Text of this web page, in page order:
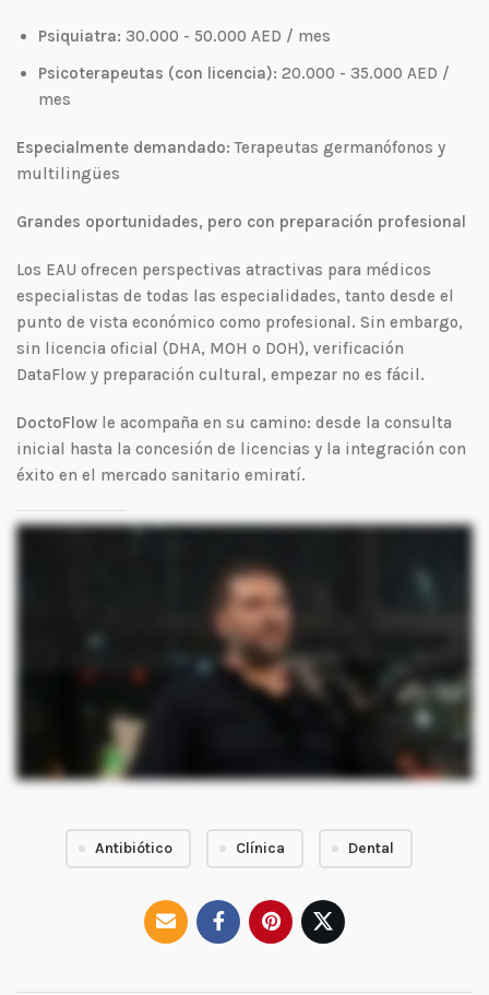
Psiquiatra: 30.000 - 50.000 AED / mes
Psicoterapeutas (con licencia): 20.000 - 35.000 AED /
mes
Especialmente demandado: Terapeutas germanófonos y
multilingües
Grandes oportunidades, pero con preparación profesional
Los EAU ofrecen perspectivas atractivas para médicos
especialistas de todas las especialidades, tanto desde el
punto de vista económico como profesional. Sin embargo,
sin licencia oficial (DHA, MOH o DOH), verificación
DataFlow y preparación cultural, empezar no es fácil.
DoctoFlow le acompaña en su camino: desde la consulta
inicial hasta la concesión de licencias y la integración con
éxito en el mercado sanitario emiratí.
En los próximos minutos, quiero hablar a todos los médicos que sueñan con una vida mejor. Una vida en la que su trabajo importe, en la que se valore su talento. Me llamo Ahmad
en el centro de esta visión. El objetivo es sencillo: hacer de los EAU un líder mundial en medicina, investigación y turismo médico. Guiados por líderes visionarios, Su Alteza el
Jeque Mohammed bin Rashid Al Maktoum y Su Alteza el Jeque Mohammed bin Zoyed Al Nachyon. El país avanza con compasión, fuerza y ambición. Dado que los EAU son todavía
Antibiótico Clínica Dental